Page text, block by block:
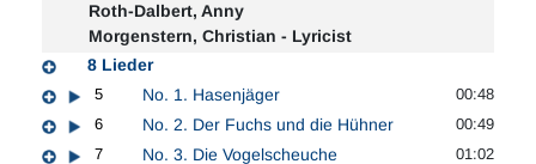
Roth-Dalbert, Anny
Morgenstern, Christian - Lyricist
8 Lieder
5 No. 1. Hasenjäger
00:48
6
No. 2. Der Fuchs und die Hühner
00:49
7
No. 3. Die Vogelscheuche
01:02